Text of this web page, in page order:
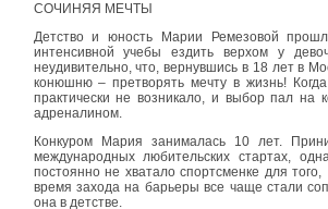
СОЧИНЯЯ МЕЧТЫ
Детство и юность Марии Ремезовой
интенсивной учебы ездить верхом у
неудивительно, что, вернувшись в 18 лет в
конюшню – претворять мечту в жизнь!
практически не возникало, и выбор пал на
адреналином.
Конкуром Мария занималась 10 лет.
международных любительских стартах,
постоянно не хватало спортсменке для
время захода на барьеры все чаще стали
она в детстве.